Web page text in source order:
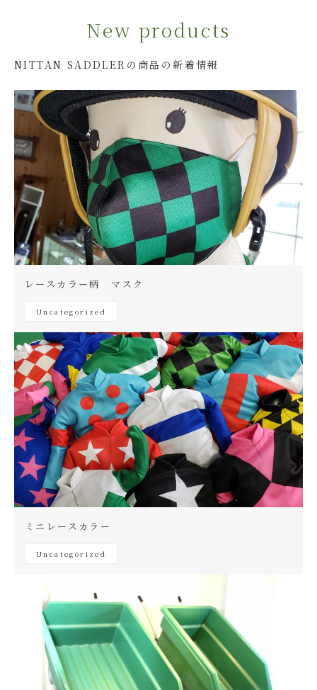
contact
New products
NITTAN SADDLERの商品の新着情報
レースカラー柄 マスク
Uncategorized
ミニレースカラー
Uncategorized